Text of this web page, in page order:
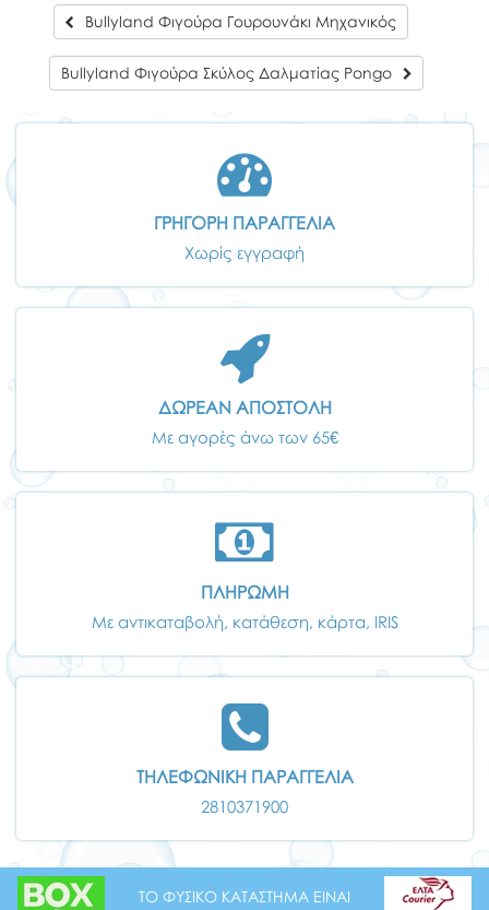
Bullyland Φιγούρα Γουρουνάκι Μηχανικός
Bullyland Φιγούρα Σκύλος Δαλματίας Pongo
ΓΡΗΓΟΡΗ ΠΑΡΑΓΓΕΛΙΑ
Χωρίς εγγραφή
ΔΩΡΕΑΝ ΑΠΟΣΤΟΛΗ
Με αγορές άνω των 65€
ΠΛΗΡΩΜΗ
Με αντικαταβολή, κατάθεση, κάρτα, IRIS
ΤΗΛΕΦΩΝΙΚΗ ΠΑΡΑΓΓΕΛΙΑ
2810371900
ΤΟ ΦΥΣΙΚΟ ΚΑΤΑΣΤΗΜΑ ΕΙΝΑΙ